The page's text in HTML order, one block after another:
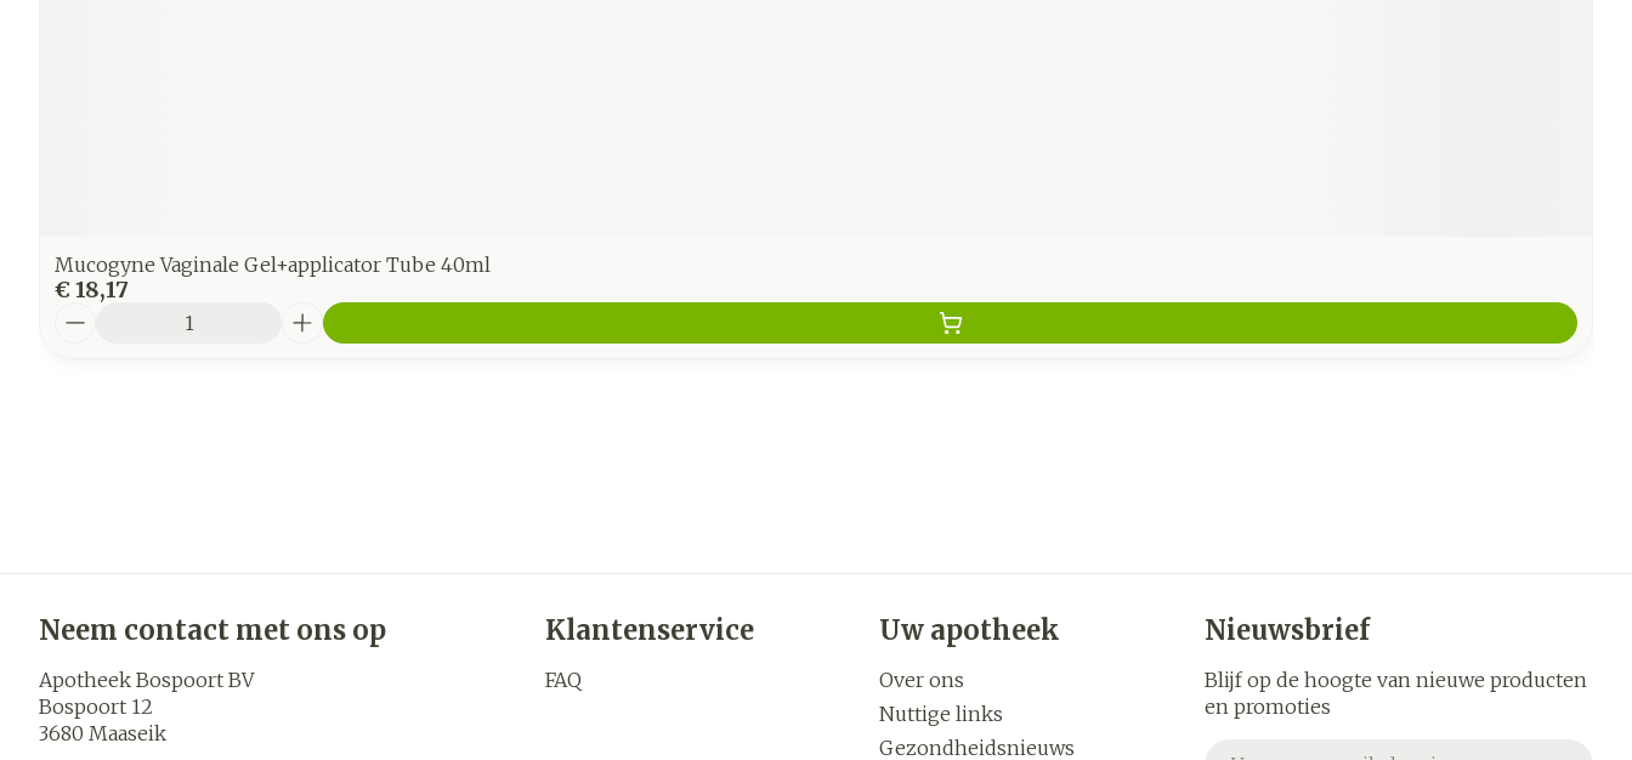
Mucogyne Vaginale Gel+applicator Tube 40ml
€ 18,17
Neem contact met ons op
Apotheek Bospoort BV
Bospoort 12
3680 Maaseik
Klantenservice
FAQ
Uw apotheek
Over ons
Nuttige links
Gezondheidsnieuws
Nieuwsbrief
Blijf op de hoogte van nieuwe producten
en promoties